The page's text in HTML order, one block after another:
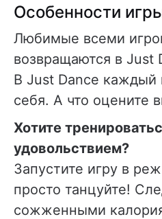
Особенности
Любимые всеми
возвращаются в Just
В Just Dance каждый
себя. А что оцените
Хотите
удовольствием?
Запустите игру в
просто танцуйте!
сожженными